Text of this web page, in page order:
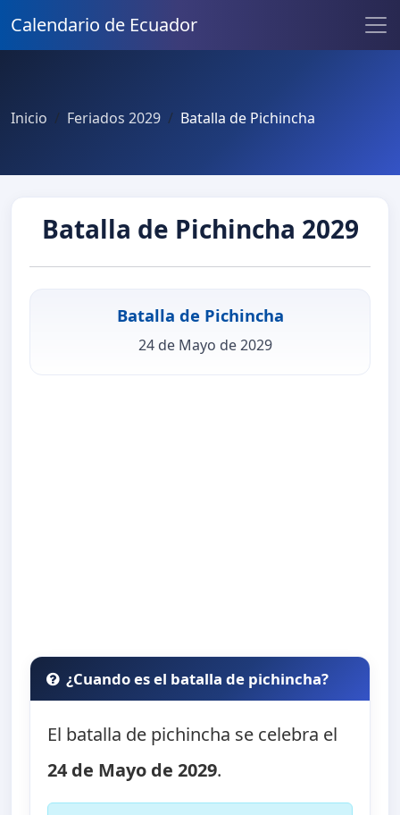
Calendario de Ecuador
Inicio Feriados 2029 Batalla de Pichincha
Batalla de Pichincha 2029
Batalla de Pichincha
24 de Mayo de 2029
¿Cuando es el batalla de pichincha?
El batalla de pichincha se celebra el
24 de Mayo de 2029.